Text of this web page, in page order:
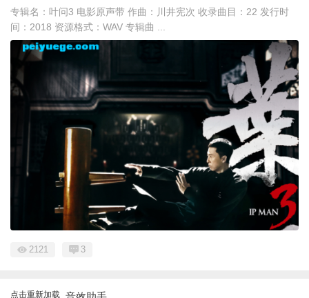
专辑名：叶问3 电影原声带 作曲：川井宪次 收录曲目：22 发行时
间：2018 资源格式：WAV 专辑曲 ...
2121 3
点击重新加载